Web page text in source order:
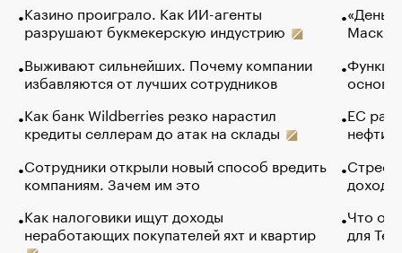
Казино проиграло. Как ИИ-агенты
разрушают букмекерскую индустрию
Выживают сильнейших. Почему компании
избавляются от лучших сотрудников
Как банк Wildberries резко нарастил
кредиты селлерам до атак на склады
Сотрудники открыли новый способ вредить
компаниям. Зачем им это
Как налоговики ищут доходы
неработающих покупателей яхт и квартир
Маск в
основ
ЕС
нефти
Что
для